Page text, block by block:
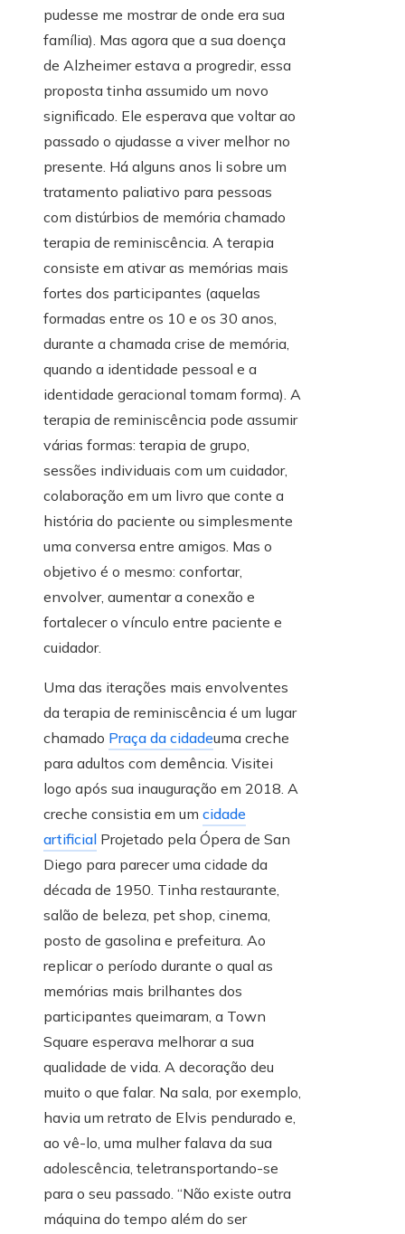
pudesse me mostrar de onde era sua
família). Mas agora que a sua doença
de Alzheimer estava a progredir, essa
proposta tinha assumido um novo
significado. Ele esperava que voltar ao
passado o ajudasse a viver melhor no
presente. Há alguns anos li sobre um
tratamento paliativo para pessoas
com distúrbios de memória chamado
terapia de reminiscência. A terapia
consiste em ativar as memórias mais
fortes dos participantes (aquelas
formadas entre os 10 e os 30 anos,
durante a chamada crise de memória,
quando a identidade pessoal e a
identidade geracional tomam forma). A
terapia de reminiscência pode assumir
várias formas: terapia de grupo,
sessões individuais com um cuidador,
colaboração em um livro que conte a
história do paciente ou simplesmente
uma conversa entre amigos. Mas o
objetivo é o mesmo: confortar,
envolver, aumentar a conexão e
fortalecer o vínculo entre paciente e
cuidador.
Uma das iterações mais envolventes
da terapia de reminiscência é um lugar
chamado Praça da cidadeuma creche
para adultos com demência. Visitei
logo após sua inauguração em 2018. A
creche consistia em um cidade
artificial Projetado pela Ópera de San
Diego para parecer uma cidade da
década de 1950. Tinha restaurante,
salão de beleza, pet shop, cinema,
posto de gasolina e prefeitura. Ao
replicar o período durante o qual as
memórias mais brilhantes dos
participantes queimaram, a Town
Square esperava melhorar a sua
qualidade de vida. A decoração deu
muito o que falar. Na sala, por exemplo,
havia um retrato de Elvis pendurado e,
ao vê-lo, uma mulher falava da sua
adolescência, teletransportando-se
para o seu passado. “Não existe outra
máquina do tempo além do ser